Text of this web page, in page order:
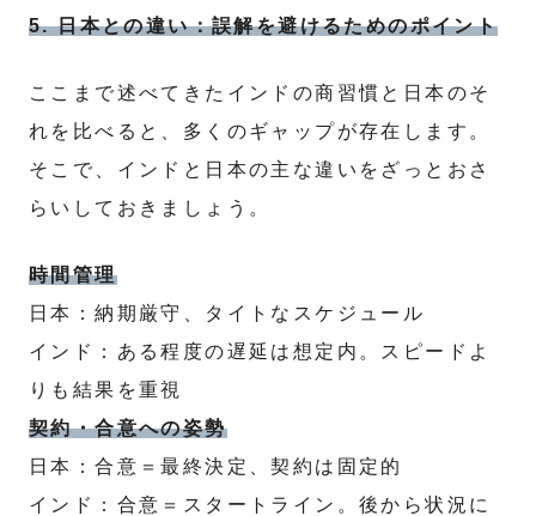
5. 日本との違い：誤解を避けるためのポイント
ここまで述べてきたインドの商習慣と日本のそ
れを比べると、多くのギャップが存在します。
そこで、インドと日本の主な違いをざっとおさ
らいしておきましょう。
時間管理
日本：納期厳守、タイトなスケジュール
インド：ある程度の遅延は想定内。スピードよ
りも結果を重視
契約・合意への姿勢
日本：合意＝最終決定、契約は固定的
インド：合意＝スタートライン。後から状況に